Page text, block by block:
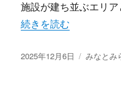
施設が建ち並ぶエリア
“みなとみらいにみる
続きを読む
投
2025年12月6日
カ
みなとみ